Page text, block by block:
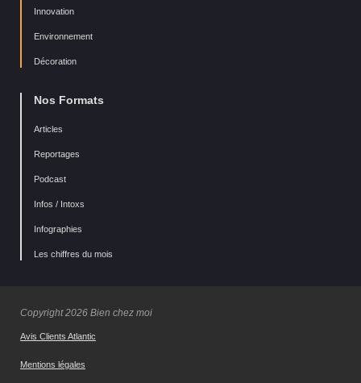
Innovation
Environnement
Décoration
Nos Formats
Articles
Reportages
Podcast
Infos / Intoxs
Infographies
Les chiffres du mois
Copyright 2026 Bien chez moi
Avis Clients Atlantic
Mentions légales